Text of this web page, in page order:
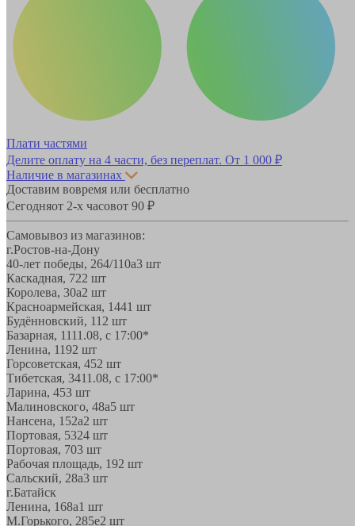
Плати частями
Делите оплату на 4 части, без переплат. От 1 000 ₽
Наличие в магазинах
Доставим вовремя или бесплатно
Сегодняот 2-х часовот 90 ₽
Самовывоз из магазинов:
г.Ростов-на-Дону
40-лет победы, 264/110а3 шт
Каскадная, 722 шт
Королева, 30а2 шт
Красноармейская, 1441 шт
Будённовский, 11 2 шт
Базарная, 1111.08, с 17:00*
Ленина, 1192 шт
Горсоветская, 452 шт
Тибетская, 3411.08, с 17:00*
Ларина, 453 шт
Малиновского, 48а5 шт
Нансена, 152а2 шт
Портовая, 5324 шт
Портовая, 703 шт
Рабочая площадь, 192 шт
Сальский, 28a3 шт
г.Батайск
Ленина, 168а1 шт
М.Горького, 285е2 шт